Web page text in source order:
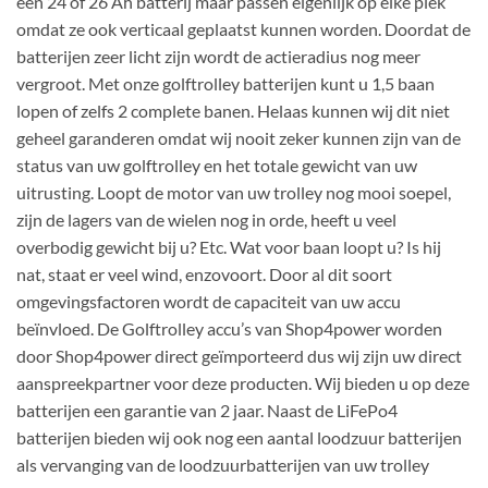
omdat ze ook verticaal geplaatst kunnen worden. Doordat de
batterijen zeer licht zijn wordt de actieradius nog meer
vergroot. Met onze golftrolley batterijen kunt u 1,5 baan
lopen of zelfs 2 complete banen. Helaas kunnen wij dit niet
geheel garanderen omdat wij nooit zeker kunnen zijn van de
status van uw golftrolley en het totale gewicht van uw
uitrusting. Loopt de motor van uw trolley nog mooi soepel,
zijn de lagers van de wielen nog in orde, heeft u veel
overbodig gewicht bij u? Etc. Wat voor baan loopt u? Is hij
nat, staat er veel wind, enzovoort. Door al dit soort
omgevingsfactoren wordt de capaciteit van uw accu
beïnvloed. De Golftrolley accu’s van Shop4power worden
door Shop4power direct geïmporteerd dus wij zijn uw direct
aanspreekpartner voor deze producten. Wij bieden u op deze
batterijen een garantie van 2 jaar. Naast de LiFePo4
batterijen bieden wij ook nog een aantal loodzuur batterijen
als vervanging van de loodzuurbatterijen van uw trolley